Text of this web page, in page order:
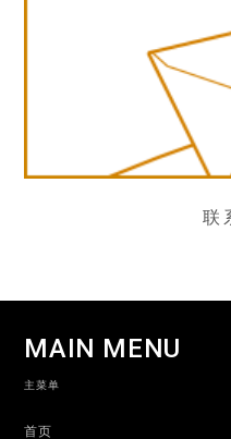
联
MAIN MENU
主菜单
首页